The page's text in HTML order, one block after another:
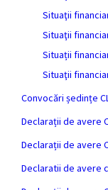
Situaţii
Situaţii
Situații
Situaţii
Convocări ședințe
Declarații de avere
Declarații de avere
Declaratii de avere